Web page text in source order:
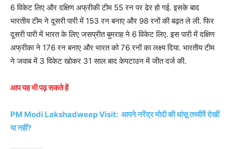
6 विकेट लिए और दक्षिण अफ्रीकी टीम 55 रन पर ढेर हो गई. इसके बाद
भारतीय टीम ने दूसरी पारी में 153 रन बनाए और 98 रनों की बढ़त ले ली. फिर
दूसरी पारी में भारत के लिए जसप्रीत बुमराह ने 6 विकेट लिए. इस पारी में दक्षिण
अफ्रीका ने 176 रन बनाए और भारत को 76 रनों का लक्ष्य दिया. भारतीय टीम
ने जवाब में 3 विकेट खोकर 31 साल बाद केपटाउन में जीत दर्ज की.
आप यह भी पढ़ सकते हें
PM Modi Lakshadweep Visit: आपने नरेंद्र मोदी की धांसू तस्वीरें देखीं
या नहीं?